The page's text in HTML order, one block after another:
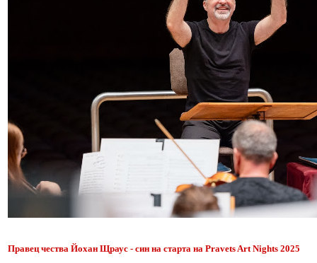
Правец чества Йохан Щраус - син на старта на Pravets Art Nights 2025